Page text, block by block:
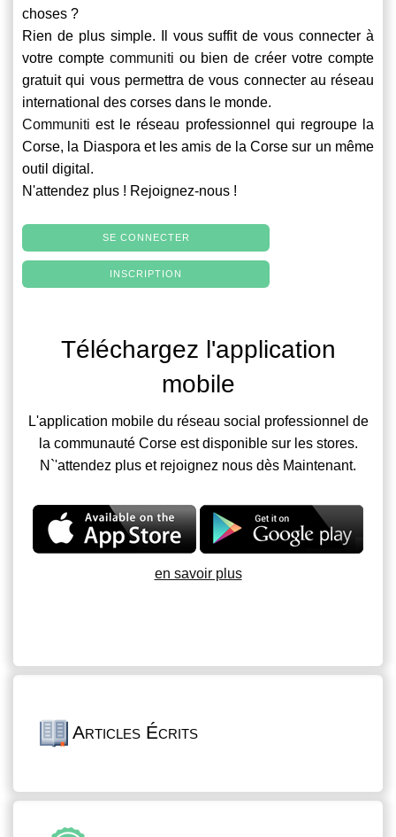
choses ?
Rien de plus simple. Il vous suffit de vous connecter à
votre compte communiti ou bien de créer votre compte
gratuit qui vous permettra de vous connecter au réseau
international des corses dans le monde.
Communiti est le réseau professionnel qui regroupe la
Corse, la Diaspora et les amis de la Corse sur un même
outil digital.
N'attendez plus ! Rejoignez-nous !
SE CONNECTER
INSCRIPTION
Téléchargez l'application
mobile
L'application mobile du réseau social professionnel de
la communauté Corse est disponible sur les stores.
N`'attendez plus et rejoignez nous dès Maintenant.
en savoir plus
Articles Écrits